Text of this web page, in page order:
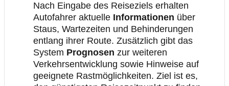
Nach Eingabe des Reiseziels erhalten
Autofahrer aktuelle Informationen über
Staus, Wartezeiten und Behinderungen
entlang ihrer Route. Zusätzlich gibt das
System Prognosen zur weiteren
Verkehrsentwicklung sowie Hinweise auf
geeignete Rastmöglichkeiten. Ziel ist es,